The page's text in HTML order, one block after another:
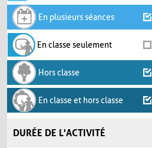
En plusieurs séances
En classe seulement
Hors classe
En classe et hors classe
DURÉE DE L'ACTIVITÉ